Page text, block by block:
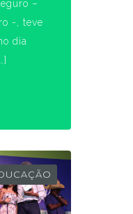
–
-, teve
dia